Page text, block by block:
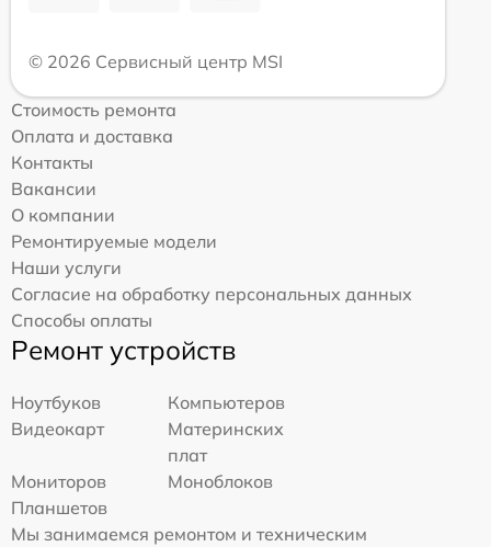
© 2026 Сервисный центр MSI
Стоимость ремонта
Оплата и доставка
Контакты
Вакансии
О компании
Ремонтируемые модели
Наши услуги
Согласие на обработку персональных данных
Способы оплаты
Ремонт устройств
Ноутбуков
Компьютеров
Видеокарт
Материнских
плат
Мониторов
Моноблоков
Планшетов
Мы занимаемся ремонтом и техническим